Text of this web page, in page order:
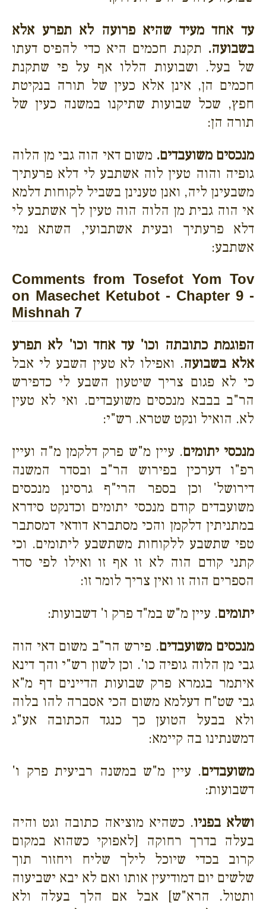
עד אחד מעיד שהיא פרועה לא תפרע אלא
בשבועה. תקנת חכמים היא כדי להפיס דעתו
של בעל. ושבועות הללו אף על פי שתקנת
חכמים הן, אינן אלא כעין של תורה בנקיטת
חפץ, שכל שבועות שתיקנו במשנה כעין של
תורה הן:
מנכסים משועבדים. משום דאי הוה גבי מן הלוה
גופיה והוה טעין לוה אשתבע לי דלא פרעתיך
משבעינן ליה, ואנן טענינן בשביל לקוחות דלמא
אי הוה גבית מן הלוה הוה טעין לך אשתבע לי
דלא פרעתיך ובעית אשתבועי, השתא נמי
אשתבע:
Comments from Tosefot Yom Tov
on Masechet Ketubot - Chapter 9 -
Mishnah 7
הפוגמת כתובתה וכו' עד אחד וכו' לא תפרע
אלא בשבועה. ואפילו לא טעין השבע לי אבל
כי לא פגום צריך שיטעון השבע לי כדפירש
הר"ב בבבא מנכסים משועבדים. ואי לא טעין
לא. הואיל ונקט שטרא. רש"י:
מנכסי יתומים. עיין מ"ש פרק דלקמן מ"ה ועיין
רפ"ו דערכין בפירוש הר"ב ובסדר המשנה
דירושל' וכן בספר הרי"ף גרסינן מנכסים
משועבדים קודם מנכסי יתומים וכדנקט סידרא
במתניתין דלקמן והכי מסתברא דודאי דמסתבר
טפי שתשבע ללקוחות משתשבע ליתומים. וכי
קתני קודם הוה לא זו אף זו ואילו לפי סדר
הספרים הוה זו ואין צריך לומר זו:
יתומים. עיין מ"ש במ"ד פרק ו' דשבועות:
מנכסים משועבדים. פירש הר"ב משום דאי הוה
גבי מן הלוה גופיה כו'. וכן לשון רש"י והך דינא
איתמר בגמרא פרק שבועות הדיינים דף מ"א
גבי שט"ח דעלמא משום הכי אסברה להו בלוה
ולא בבעל הטוען כך כנגד הכתובה אע"ג
דמשנתינו בה קיימא:
משועבדים. עיין מ"ש במשנה רביעית פרק ו'
דשבועות:
ושלא בפניו. כשהיא מוציאה כתובה וגט והיה
בעלה בדרך רחוקה [לאפוקי כשהוא במקום
קרוב בכדי שיוכל לילך שליח ויחזור תוך
שלשים יום דמודיעין אותו ואם לא יבא ישביעוה
ותטול. הרא"ש] אבל אם הלך בעלה ולא